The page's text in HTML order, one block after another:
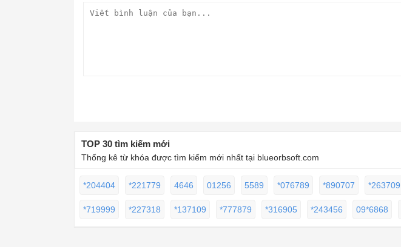
TOP 30 tìm kiếm mới
Thống kê từ khóa được tìm kiếm mới nhất tại blueorbsoft.com
*204404 *221779 4646 01256 5589 *076789 *890707 *263709
*719999 *227318 *137109 *777879 *316905 *243456 09*6868